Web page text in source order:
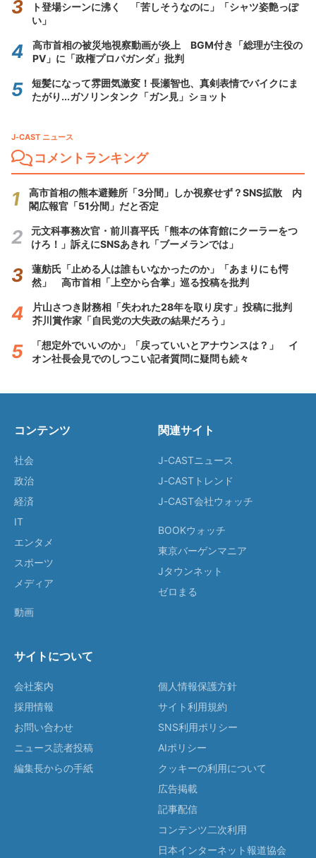
ト登場シーンに沸く 「苦しそうなのに」「シャツ姿艶っぽ
い」
高市首相の被災地視察動画が炎上 BGM付き「総理が主役の
PV」に「政権プロパガンダ」批判
短髪になって雰囲気激変！長瀬智也、真剣表情でバイクにま
たがり...ガソリンタンク「ガン見」ショット
J-CAST ニュース
コメントランキング
高市首相の熊本避難所「3分間」しか視察せず？SNS拡散 内
閣広報官「51分間」だと否定
元文科事務次官・前川喜平氏「熊本の体育館にクーラーをつ
けろ！」訴えにSNSあきれ「ブーメランでは」
蓮舫氏「止める人は誰もいなかったのか」「あまりにも愕
然」 高市首相「上空から合掌」巡る投稿を批判
片山さつき財務相「失われた28年を取り戻す」投稿に批判
芥川賞作家「自民党の大失政の結果だろう」
「想定外でいいのか」「戻っていいとアナウンスは？」 イ
オン社長会見でのしつこい記者質問に疑問も続々
コンテンツ
社会
政治
経済
IT
エンタメ
スポーツ
メディア
動画
関連サイト
J-CASTニュース
J-CASTトレンド
J-CAST会社ウォッチ
BOOKウォッチ
東京バーゲンマニア
Jタウンネット
ゼロまる
サイトについて
会社案内
採用情報
お問い合わせ
ニュース読者投稿
編集長からの手紙
個人情報保護方針
サイト利用規約
SNS利用ポリシー
AIポリシー
クッキーの利用について
広告掲載
記事配信
コンテンツ二次利用
日本インターネット報道協会